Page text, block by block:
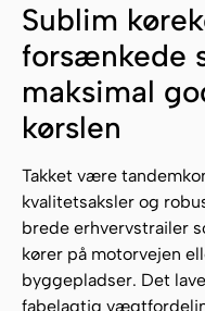
Sublim
forsænkede
maksimal
kørslen
Takket være
kvalitetsaksler og
brede erhvervstrailer
kører på motorvejen
byggepladser. Det
fabelagtig